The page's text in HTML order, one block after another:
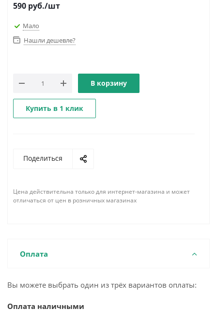
590 руб./шт
Мало
Нашли дешевле?
В корзину
Купить в 1 клик
Поделиться
Цена действительна только для интернет-магазина и может
отличаться от цен в розничных магазинах
Оплата
Вы можете выбрать один из трёх вариантов оплаты:
Оплата наличными